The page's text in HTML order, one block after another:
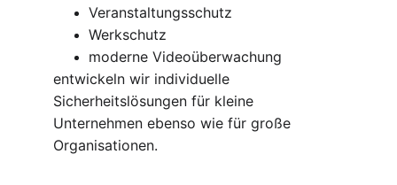
Veranstaltungsschutz
Werkschutz
moderne Videoüberwachung
entwickeln wir individuelle
Sicherheitslösungen für kleine
Unternehmen ebenso wie für große
Organisationen.